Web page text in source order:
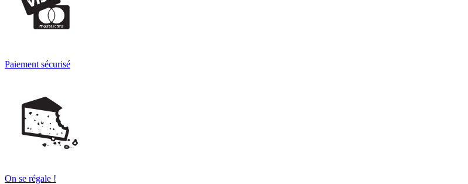
Paiement sécurisé
On se régale !